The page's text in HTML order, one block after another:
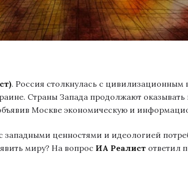
. Россия столкнулась с цивилизационным
Страны Запада продолжают
Москве экономическую и
западными ценностями и идеологией
миру? На вопрос ИА Реалист ответил